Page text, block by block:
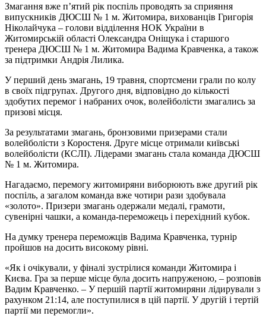
Змагання вже п’ятий рік поспіль проводять за сприяння
випускників ДЮСШ № 1 м. Житомира, вихованців Григорія
Ніколайчука – голови відділення НОК України в
Житомирській області Олександра Оніщука і старшого
тренера ДЮСШ № 1 м. Житомира Вадима Кравченка, а також
за підтримки Андрія Лилика.
У перший день змагань, 19 травня, спортсмени грали по колу
в своїх підгрупах. Другого дня, відповідно до кількості
здобутих перемог і набраних очок, волейболісти змагались за
призові місця.
За результатами змагань, бронзовими призерами стали
волейболісти з Коростеня. Друге місце отримали київські
волейболісти (КСЛІ). Лідерами змагань стала команда ДЮСШ
№ 1 м. Житомира.
Нагадаємо, перемогу житомиряни виборюють вже другий рік
поспіль, а загалом команда вже чотири рази здобувала
«золото». Призери змагань одержали медалі, грамоти,
сувенірні чашки, а команда-переможець і перехідний кубок.
На думку тренера переможців Вадима Кравченка, турнір
пройшов на досить високому рівні.
«Як і очікували, у фіналі зустрілися команди Житомира і
Києва. Гра за перше місце була досить напруженою, – розповів
Вадим Кравченко. – У першій партії житомиряни лідирували з
рахунком 21:14, але поступилися в цій партії. У другій і тертій
партії ми перемогли».